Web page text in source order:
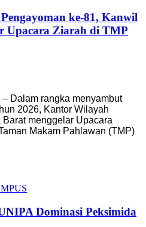
ke-81, Kanwil
Upacara Ziarah di TMP
Dalam rangka menyambut
2026, Kantor Wilayah
menggelar Upacara
Makam Pahlawan (TMP)
Dominasi Peksimida